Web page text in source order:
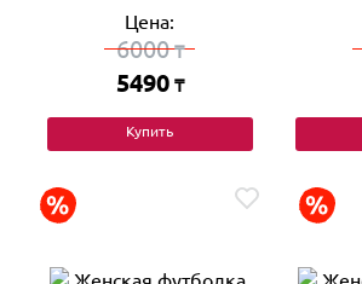
Цена:
6000₸
5490 ₸
Купить